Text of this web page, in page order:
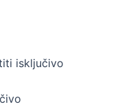
isključivo